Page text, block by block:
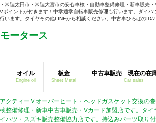
常陸太田市・常陸大宮市の安心車検・自動車整備修理・新車販売
イントが付きます！中学通学自転車販売修理も行います。ダイ
います。タイヤその他LINEから相談ください。中古車ひろばのID/
オイル
Engine oil
板金
Sheet Metal
中古車販売 現在の在庫
Car sales
クティーＶオーバーヒート・ヘッドガスケット交換の
整備修理・新車中古車販売・Vカード加盟店です。タ
ハツ・スズキ販売整備協力店です。持込みパーツ取り付